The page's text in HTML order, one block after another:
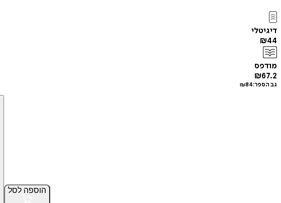
דיגיטלי
₪44
מודפס
₪67.2
גב הספר: ₪84
הוספה לסל